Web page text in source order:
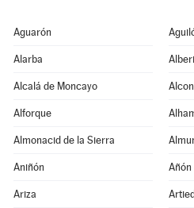
Aguarón
Alarba
Alcalá de Moncayo
Alforque
Almonacid de la Sierra
Aniñón Añón
Ariza